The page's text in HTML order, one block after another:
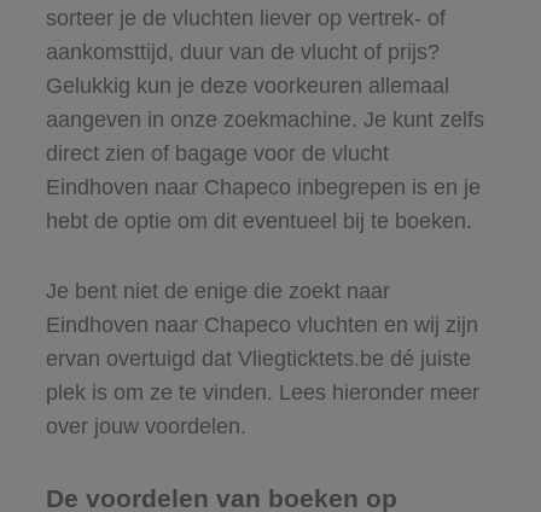
sorteer je de vluchten liever op vertrek- of
aankomsttijd, duur van de vlucht of prijs?
Gelukkig kun je deze voorkeuren allemaal
aangeven in onze zoekmachine. Je kunt zelfs
direct zien of bagage voor de vlucht
Eindhoven naar Chapeco inbegrepen is en je
hebt de optie om dit eventueel bij te boeken.
Je bent niet de enige die zoekt naar
Eindhoven naar Chapeco vluchten en wij zijn
ervan overtuigd dat Vliegticktets.be dé juiste
plek is om ze te vinden. Lees hieronder meer
over jouw voordelen.
De voordelen van boeken op